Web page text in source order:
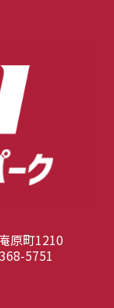
原町1210
5751